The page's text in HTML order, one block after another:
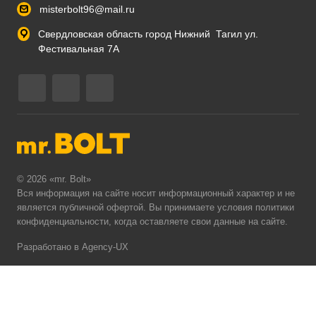
misterbolt96@mail.ru
Свердловская область город Нижний Тагил ул.
Фестивальная 7А
© 2026 «mr. Bolt»
Вся информация на сайте носит информационный характер и не
является публичной офертой. Вы принимаете условия политики
конфиденциальности, когда оставляете свои данные на сайте.
Разработано в Agency-UX